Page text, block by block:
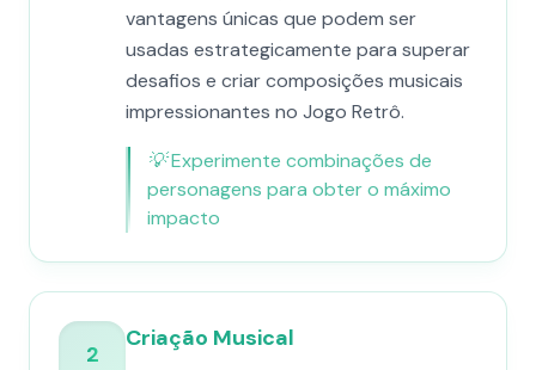
vantagens únicas que podem ser
usadas estrategicamente para superar
desafios e criar composições musicais
impressionantes no Jogo Retrô.
💡Experimente combinações de
personagens para obter o máximo
impacto
2
Criação Musical